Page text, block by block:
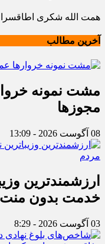
همت الله شکری اطاقسرا
آخرین مطالب
مشت نمونه
مجوزها
08 آگوست 2026 - 13:09
ارزشمندترین
خدمت بدون منت
03 آگوست 2026 - 8:29